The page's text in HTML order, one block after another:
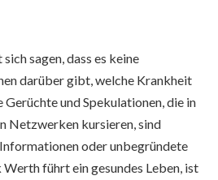
sagen, dass es keine
darüber gibt, welche Krankheit
und Spekulationen, die in
Netzwerken kursieren, sind
oder unbegründete
führt ein gesundes Leben, ist